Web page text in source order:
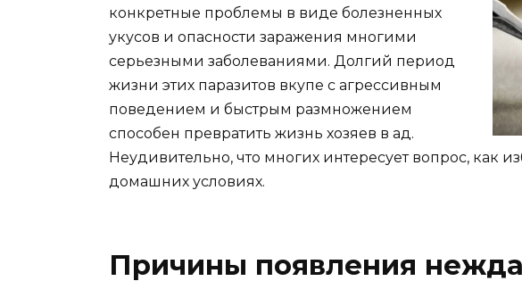
конкретные проблемы в виде болезненных
укусов и опасности заражения многими
серьезными заболеваниями. Долгий период
жизни этих паразитов вкупе с агрессивным
поведением и быстрым размножением
способен превратить жизнь хозяев в ад.
Неудивительно, что многих интересует вопрос, как
домашних условиях.
Причины появления